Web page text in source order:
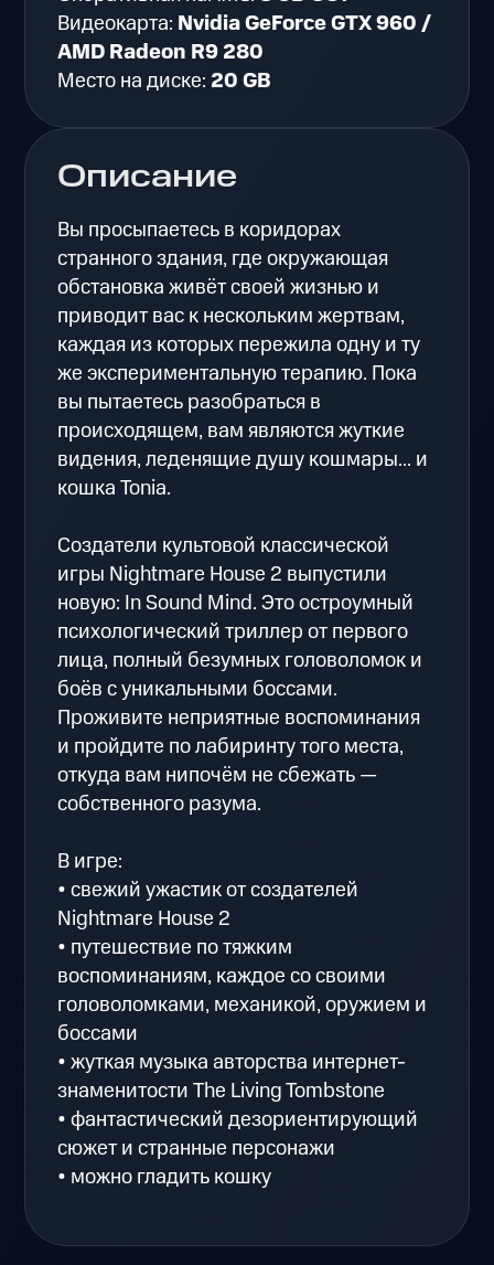
Описание
Вы просыпаетесь в коридорах
странного здания, где окружающая
обстановка живёт своей жизнью и
приводит вас к нескольким жертвам,
каждая из которых пережила одну и ту
же экспериментальную терапию. Пока
вы пытаетесь разобраться в
происходящем, вам являются жуткие
видения, леденящие душу кошмары... и
кошка Tonia.
Создатели культовой классической
игры Nightmare House 2 выпустили
новую: In Sound Mind. Это остроумный
психологический триллер от первого
лица, полный безумных головоломок и
боёв с уникальными боссами.
Проживите неприятные воспоминания
и пройдите по лабиринту того места,
откуда вам нипочём не сбежать —
собственного разума.
В игре:
• свежий ужастик от создателей
Nightmare House 2
• путешествие по тяжким
воспоминаниям, каждое со своими
головоломками, механикой, оружием и
боссами
• жуткая музыка авторства интернет-
знаменитости The Living Tombstone
• фантастический дезориентирующий
сюжет и странные персонажи
• можно гладить кошку
Видеокарта: Nvidia GeForce GTX 960 /
AMD Radeon R9 280
Место на диске: 20 GB